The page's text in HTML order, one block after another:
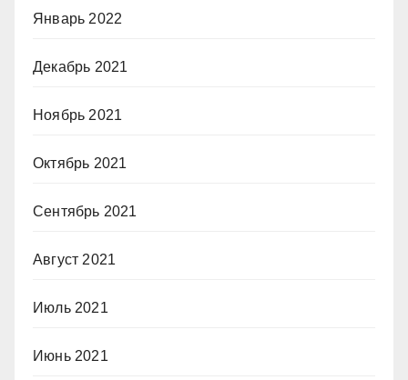
Январь 2022
Декабрь 2021
Ноябрь 2021
Октябрь 2021
Сентябрь 2021
Август 2021
Июль 2021
Июнь 2021